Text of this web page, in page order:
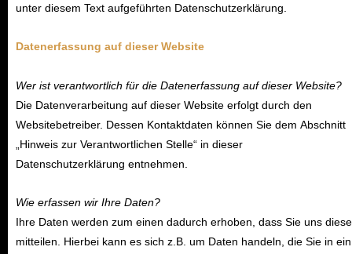
unter diesem Text aufgeführten Datenschutzerklärung.
Datenerfassung auf dieser Website
Wer ist verantwortlich für die Datenerfassung auf dieser Website?
Die Datenverarbeitung auf dieser Website erfolgt durch den
Websitebetreiber. Dessen Kontaktdaten können Sie dem Abschnitt
„Hinweis zur Verantwortlichen Stelle“ in dieser
Datenschutzerklärung entnehmen.
Wie erfassen wir Ihre Daten?
Ihre Daten werden zum einen dadurch erhoben, dass Sie uns diese
mitteilen. Hierbei kann es sich z.B. um Daten handeln, die Sie in ein